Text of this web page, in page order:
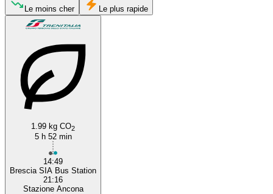
Brescia
Le moins cher Le plus rapide
1.99 kg CO2
5 h 52 min
14:49
Brescia SIA Bus Station
21:16
Stazione Ancona